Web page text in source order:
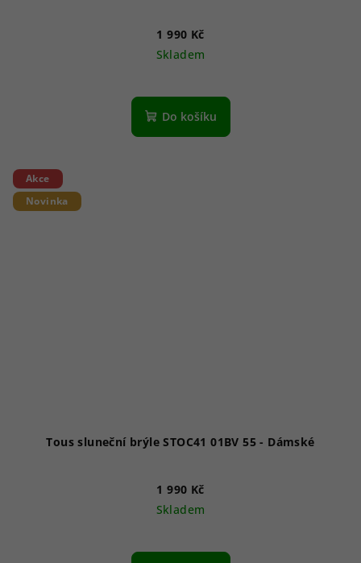
1 990 Kč
Skladem
Do košíku
Akce
Novinka
Tous sluneční brýle STOC41 01BV 55 - Dámské
1 990 Kč
Skladem